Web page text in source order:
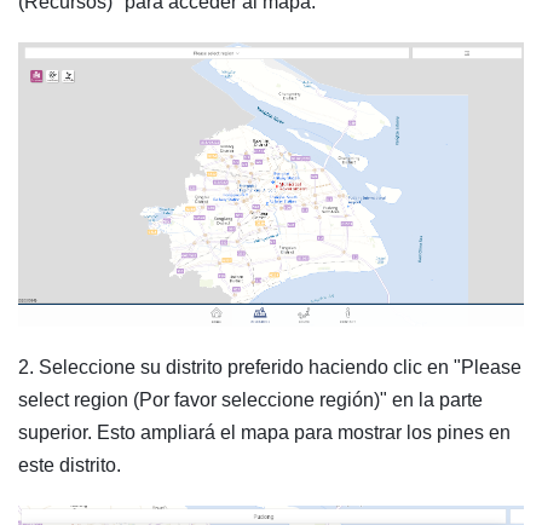
2. Seleccione su distrito preferido haciendo clic en "Please
select region (Por favor seleccione región)" en la parte
superior. Esto ampliará el mapa para mostrar los pines en
este distrito.